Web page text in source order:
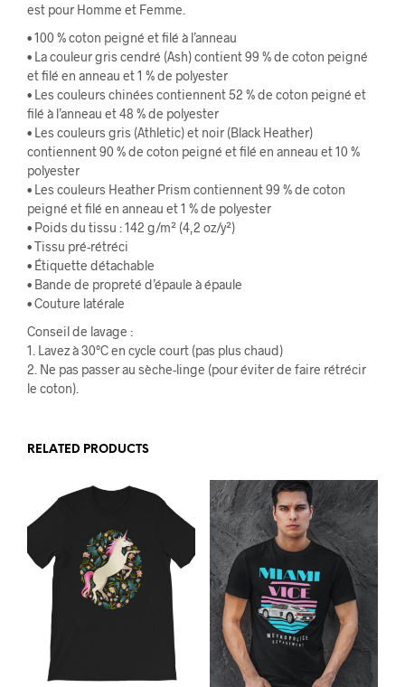
est pour Homme et Femme.
• 100 % coton peigné et filé à l’anneau
• La couleur gris cendré (Ash) contient 99 % de coton peigné
et filé en anneau et 1 % de polyester
• Les couleurs chinées contiennent 52 % de coton peigné et
filé à l’anneau et 48 % de polyester
• Les couleurs gris (Athletic) et noir (Black Heather)
contiennent 90 % de coton peigné et filé en anneau et 10 %
polyester
• Les couleurs Heather Prism contiennent 99 % de coton
peigné et filé en anneau et 1 % de polyester
• Poids du tissu : 142 g/m² (4,2 oz/y²)
• Tissu pré-rétréci
• Étiquette détachable
• Bande de propreté d’épaule à épaule
• Couture latérale
Conseil de lavage :
1. Lavez à 30°C en cycle court (pas plus chaud)
2. Ne pas passer au sèche-linge (pour éviter de faire rétrécir
le coton).
RELATED PRODUCTS